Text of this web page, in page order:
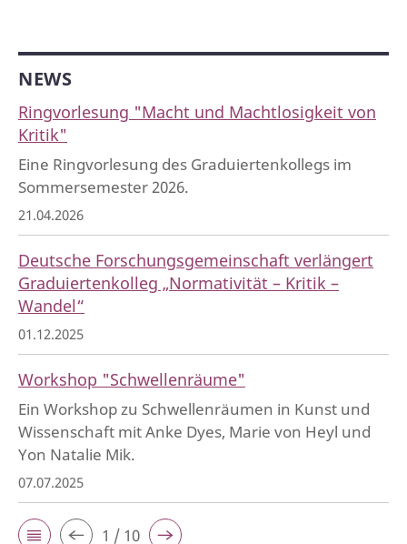
NEWS
Ringvorlesung "Macht und Machtlosigkeit von
Kritik"
Eine Ringvorlesung des Graduiertenkollegs im
Sommersemester 2026.
21.04.2026
Deutsche Forschungsgemeinschaft verlängert
Graduiertenkolleg „Normativität – Kritik –
Wandel“
01.12.2025
Workshop "Schwellenräume"
Ein Workshop zu Schwellenräumen in Kunst und
Wissenschaft mit Anke Dyes, Marie von Heyl und
Yon Natalie Mik.
07.07.2025
1 / 10